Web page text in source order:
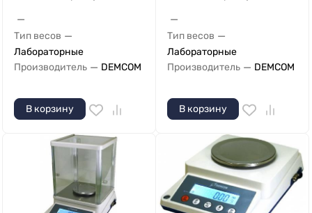
—
Тип весов —
Лабораторные
Производитель — DEMCOM
В корзину
—
Тип весов —
Лабораторные
Производитель — DEMCOM
В корзину